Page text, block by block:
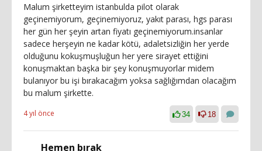
Malum şirketteyim istanbulda pilot olarak
geçinemiyorum, geçinemiyoruz, yakıt parası, hgs parası
her gün her şeyin artan fiyatı geçinemiyorum.insanlar
sadece herşeyin ne kadar kötü, adaletsizliğin her yerde
olduğunu kokuşmuşluğun her yere sirayet ettiğini
konuşmaktan başka bir şey konuşmuyorlar midem
bulanıyor bu işi bırakacağım yoksa sağlığımdan olacağım
bu malum şirkette.
4 yıl önce 34 18
Hemen bırak